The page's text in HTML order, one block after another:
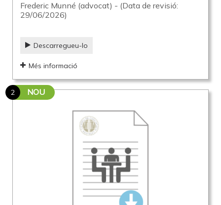
Frederic Munné (advocat) - (Data de revisió:
29/06/2026)
Descarregueu-lo
Més informació
2 NOU